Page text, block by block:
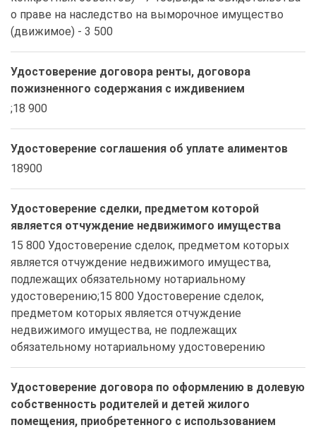
о праве на наследство на выморочное имущество
(движимое) - 3 500
Удостоверение договора ренты, договора
пожизненного содержания с иждивением
;18 900
Удостоверение соглашения об уплате алиментов
18900
Удостоверение сделки, предметом которой
является отчуждение недвижимого имущества
15 800 Удостоверение сделок, предметом которых
является отчуждение недвижимого имущества,
подлежащих обязательному нотариальному
удостоверению;15 800 Удостоверение сделок,
предметом которых является отчуждение
недвижимого имущества, не подлежащих
обязательному нотариальному удостоверению
Удостоверение договора по оформлению в долевую
собственность родителей и детей жилого
помещения, приобретенного с использованием